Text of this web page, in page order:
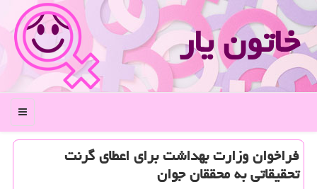
خاتون یار
منو
فراخوان وزارت بهداشت برای اعطای گرنت
تحقیقاتی به محققان جوان